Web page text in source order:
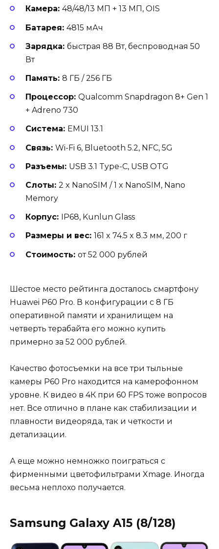
Камера: 48/48/13 МП + 13 МП, OIS
Батарея: 4815 мАч
Зарядка: быстрая 88 Вт, беспроводная 50
Вт
Память: 8 ГБ / 256 ГБ
Процессор: Qualcomm Snapdragon 8+ Gen 1
+ Adreno 730
Система: EMUI 13.1
Связь: Wi-Fi 6, Bluetooth 5.2, NFC, 5G
Разъемы: USB 3.1 Type-C, USB OTG
Слоты: 2 x NanoSIM / 1 x NanoSIM, Nano
Memory
Корпус: IP68, Kunlun Glass
Размеры и вес: 161 x 74.5 x 8.3 мм, 200 г
Стоимость: от 52 000 рублей
Шестое место рейтинга досталось смартфону
Huawei P60 Pro. В конфигурации с 8 ГБ
оперативной памяти и хранилищем на
четверть терабайта его можно купить
примерно за 52 000 рублей.
Качество фотосъемки на все три тыльные
камеры P60 Pro находится на камерофонном
уровне. К видео в 4К при 60 FPS тоже вопросов
нет. Все отлично в плане как стабилизации и
плавности видеоряда, так и четкости и
детализации.
А еще можно немножко поиграться с
фирменными цветофильтрами Xmage. Иногда
весьма неплохо получается.
Samsung Galaxy A15 (8/128)